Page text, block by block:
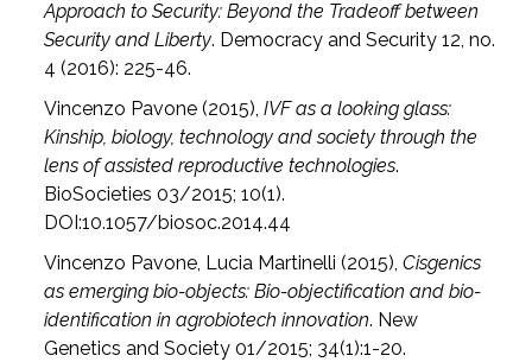
Approach to Security: Beyond the Tradeoff between
Security and Liberty. Democracy and Security 12, no.
4 (2016): 225-46.
Vincenzo Pavone (2015),IVF as a looking glass:
Kinship, biology, technology and society through the
lens of assisted reproductive technologies.
BioSocieties 03/2015; 10(1).
DOI:10.1057/biosoc.2014.44
Vincenzo Pavone, Lucia Martinelli (2015),Cisgenics
as emerging bio-objects: Bio-objectification and bio-
identification in agrobiotech innovation. New
Genetics and Society 01/2015; 34(1):1-20.